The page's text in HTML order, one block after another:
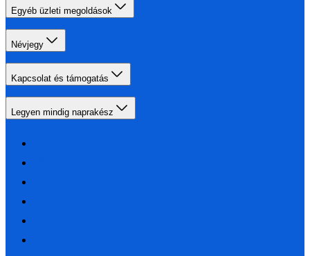
Egyéb üzleti megoldások
Névjegy
Kapcsolat és támogatás
Legyen mindig naprakész